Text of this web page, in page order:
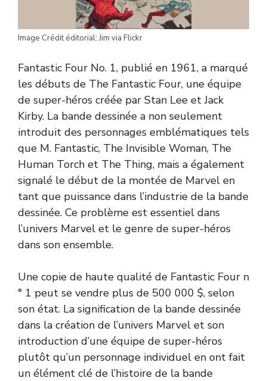
Image Crédit éditorial: Jim via Flickr
Fantastic Four No. 1, publié en 1961, a marqué
les débuts de The Fantastic Four, une équipe
de super-héros créée par Stan Lee et Jack
Kirby. La bande dessinée a non seulement
introduit des personnages emblématiques tels
que M. Fantastic, The Invisible Woman, The
Human Torch et The Thing, mais a également
signalé le début de la montée de Marvel en
tant que puissance dans l’industrie de la bande
dessinée. Ce problème est essentiel dans
l’univers Marvel et le genre de super-héros
dans son ensemble.
Une copie de haute qualité de Fantastic Four n
° 1 peut se vendre plus de 500 000 $, selon
son état. La signification de la bande dessinée
dans la création de l’univers Marvel et son
introduction d’une équipe de super-héros
plutôt qu’un personnage individuel en ont fait
un élément clé de l’histoire de la bande